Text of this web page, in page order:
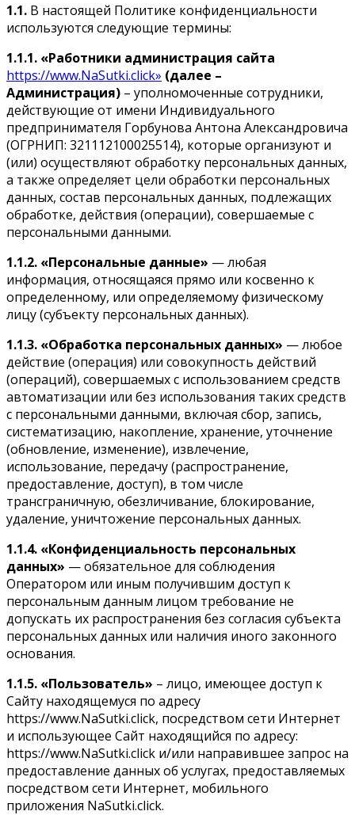
1.1. В настоящей Политике конфиденциальности
используются следующие термины:
1.1.1. «Работники администрация сайта
https://www.NaSutki.click» (далее –
Администрация) – уполномоченные сотрудники,
действующие от имени Индивидуального
предпринимателя Горбунова Антона Александровича
(ОГРНИП: 321112100025514), которые организуют и
(или) осуществляют обработку персональных данных,
а также определяет цели обработки персональных
данных, состав персональных данных, подлежащих
обработке, действия (операции), совершаемые с
персональными данными.
1.1.2. «Персональные данные» — любая
информация, относящаяся прямо или косвенно к
определенному, или определяемому физическому
лицу (субъекту персональных данных).
1.1.3. «Обработка персональных данных» — любое
действие (операция) или совокупность действий
(операций), совершаемых с использованием средств
автоматизации или без использования таких средств
с персональными данными, включая сбор, запись,
систематизацию, накопление, хранение, уточнение
(обновление, изменение), извлечение,
использование, передачу (распространение,
предоставление, доступ), в том числе
трансграничную, обезличивание, блокирование,
удаление, уничтожение персональных данных.
1.1.4. «Конфиденциальность персональных
данных» — обязательное для соблюдения
Оператором или иным получившим доступ к
персональным данным лицом требование не
допускать их распространения без согласия субъекта
персональных данных или наличия иного законного
основания.
1.1.5. «Пользователь» – лицо, имеющее доступ к
Сайту находящемуся по адресу
https://www.NaSutki.click, посредством сети Интернет
и использующее Сайт находящийся по адресу:
https://www.NaSutki.click и/или направившее запрос на
предоставление данных об услугах, предоставляемых
посредством сети Интернет, мобильного
приложения NaSutki.click.